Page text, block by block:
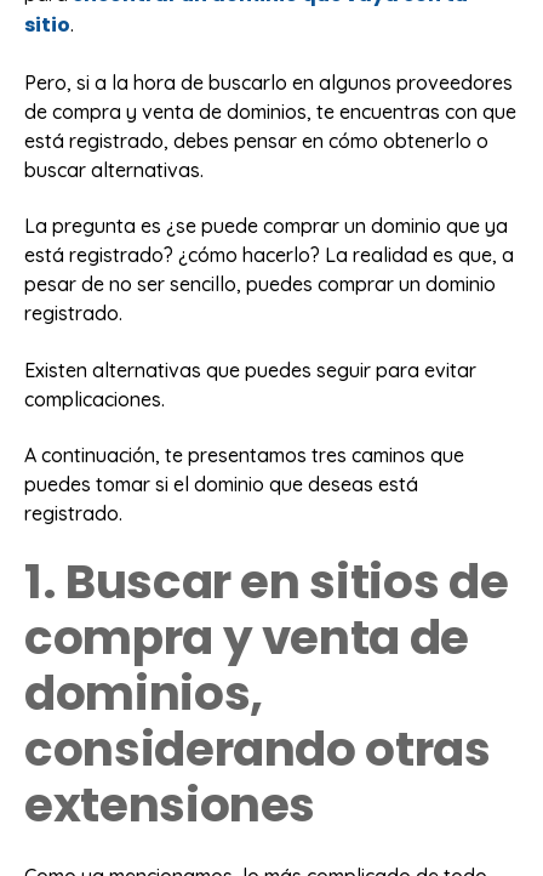
sitio.
Pero, si a la hora de buscarlo en algunos proveedores
de compra y venta de dominios, te encuentras con que
está registrado, debes pensar en cómo obtenerlo o
buscar alternativas.
La pregunta es ¿se puede comprar un dominio que ya
está registrado? ¿cómo hacerlo? La realidad es que, a
pesar de no ser sencillo, puedes comprar un dominio
registrado.
Existen alternativas que puedes seguir para evitar
complicaciones.
A continuación, te presentamos tres caminos que
puedes tomar si el dominio que deseas está
registrado.
1. Buscar en sitios de
compra y venta de
dominios,
considerando otras
extensiones